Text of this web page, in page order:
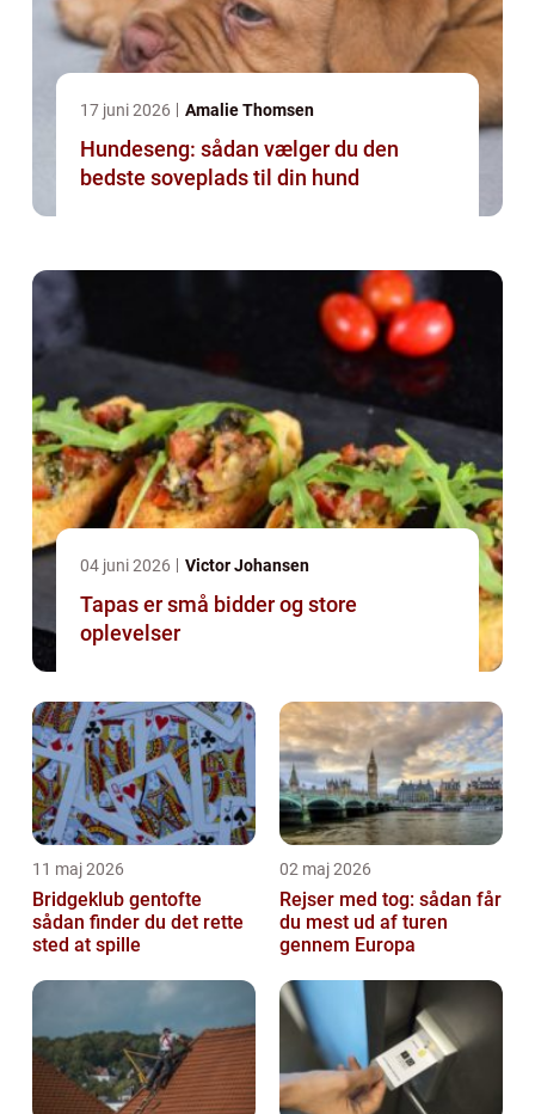
17 juni 2026 Amalie Thomsen
Hundeseng: sådan vælger du den
bedste soveplads til din hund
04 juni 2026 Victor Johansen
Tapas er små bidder og store
oplevelser
11 maj 2026
Bridgeklub gentofte
sådan finder du det rette
sted at spille
02 maj 2026
Rejser med tog: sådan får
du mest ud af turen
gennem Europa